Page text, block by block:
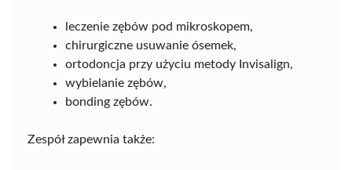
leczenie zębów pod mikroskopem,
chirurgiczne usuwanie ósemek,
ortodoncja przy użyciu metody Invisalign,
wybielanie zębów,
bonding zębów.
Zespół zapewnia także: